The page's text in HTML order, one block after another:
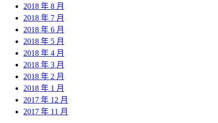
2018 年 8 月
2018 年 7 月
2018 年 6 月
2018 年 5 月
2018 年 4 月
2018 年 3 月
2018 年 2 月
2018 年 1 月
2017 年 12 月
2017 年 11 月